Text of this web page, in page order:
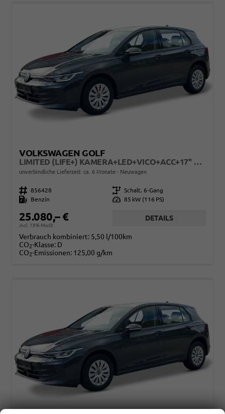
VOLKSWAGEN GOLF
LIMITED (LIFE+) KAMERA+LED+VICO+ACC+17'' ALU
unverbindliche Lieferzeit: ca. 6 Monate Neuwagen
Fahrzeugnr. 856428 Getriebe Schalt. 6-Gang
Kraftstoff
Benzin Leistung 85 kW (116 PS)
25.080,– €
incl. 19% MwSt.
DETAILS
Verbrauch kombiniert: 5,50 l/100km
CO2-Klasse: D
CO2-Emissionen: 125,00 g/km